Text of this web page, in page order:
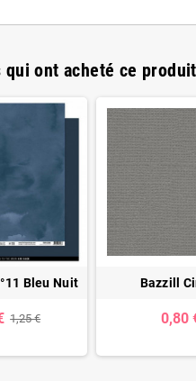
qui ont acheté ce
Bleu Nuit
1,25 €
Bazzill
0,80